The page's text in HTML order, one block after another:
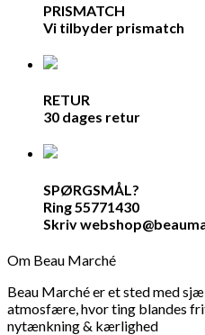
PRISMATCH
Vi tilbyder prismatch
RETUR
30 dages retur
SPØRGSMÅL?
Ring 55771430
Skriv
Om Beau Marché
Beau Marché er et sted med
atmosfære, hvor ting blandes
nytænkning & kærlighed